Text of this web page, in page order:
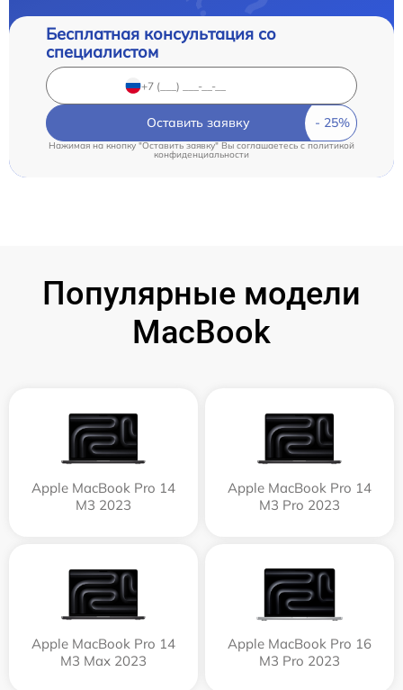
Бесплатная консультация со
специалистом
Оставить заявку
Нажимая на кнопку "Оставить заявку" Вы соглашаетесь c политикой
конфиденциальности
Популярные модели
MacBook
Apple MacBook Pro 14
M3 2023
Apple MacBook Pro 14
M3 Pro 2023
Apple MacBook Pro 14
M3 Max 2023
Apple MacBook Pro 16
M3 Pro 2023